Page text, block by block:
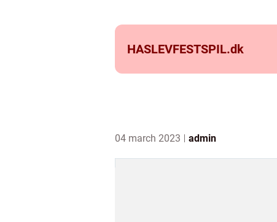
HASLEVFESTSPIL.dk
04 march 2023 admin